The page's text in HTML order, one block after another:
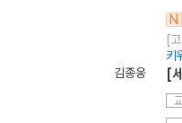
김종웅
N
[
키
[